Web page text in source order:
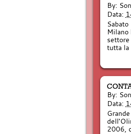
By:
Data:
Milano
tutta la
By:
Data:
2006,